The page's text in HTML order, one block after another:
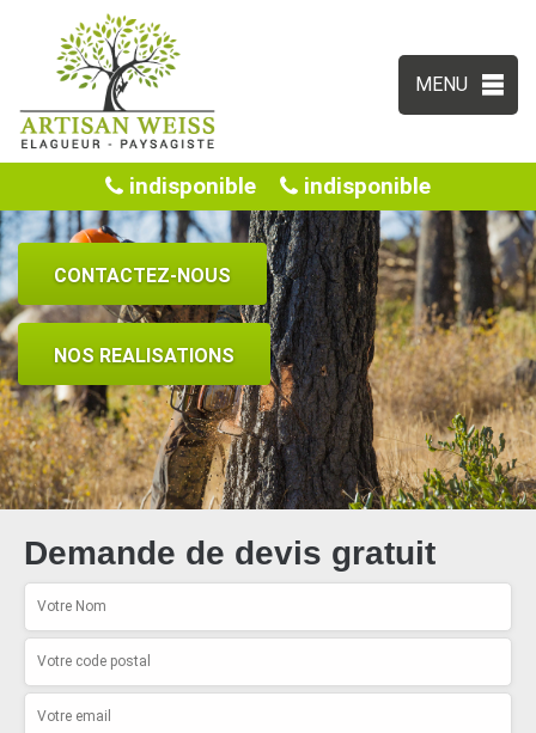
MENU
indisponible indisponible
CONTACTEZ-NOUS
NOS REALISATIONS
Demande de devis gratuit